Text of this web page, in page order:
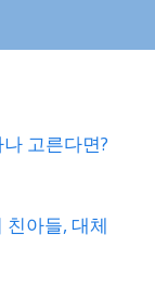
고른다면?
친아들, 대체